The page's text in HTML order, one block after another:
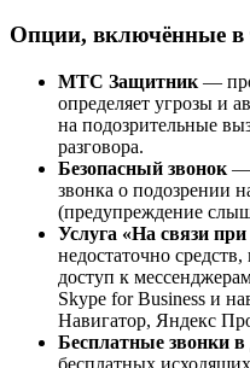
Опции, включённые в
МТС Защитник —
определяет угрозы и
на подозрительные
разговора.
Безопасный звонок —
звонка о подозрении
(предупреждение
Услуга «На связи
недостаточно
доступ к
Skype for Business и
Навигатор, Яндекс
Бесплатные звонки в
бесплатных